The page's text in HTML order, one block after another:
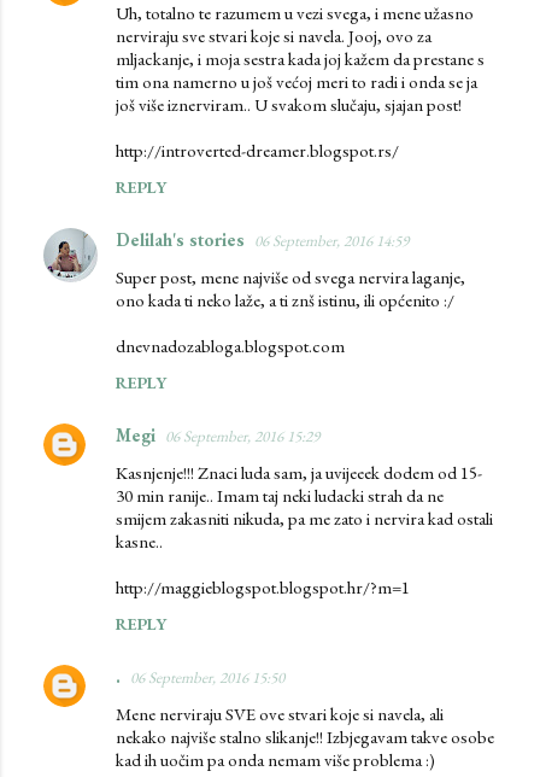
Uh, totalno te razumem u vezi svega, i mene užasno
nerviraju sve stvari koje si navela. Jooj, ovo za
mljackanje, i moja sestra kada joj kažem da prestane s
tim ona namerno u još većoj meri to radi i onda se ja
još više iznerviram.. U svakom slučaju, sjajan post!
http://introverted-dreamer.blogspot.rs/
REPLY
Delilah's stories 06 September, 2016 14:59
Super post, mene najviše od svega nervira laganje,
ono kada ti neko laže, a ti znš istinu, ili općenito :/
dnevnadozabloga.blogspot.com
REPLY
Megi 06 September, 2016 15:29
Kasnjenje!!! Znaci luda sam, ja uvijeeek dodem od 15-
30 min ranije.. Imam taj neki ludacki strah da ne
smijem zakasniti nikuda, pa me zato i nervira kad ostali
kasne..
http://maggieblogspot.blogspot.hr/?m=1
REPLY
. 06 September, 2016 15:50
Mene nerviraju SVE ove stvari koje si navela, ali
nekako najviše stalno slikanje!! Izbjegavam takve osobe
kad ih uočim pa onda nemam više problema :)